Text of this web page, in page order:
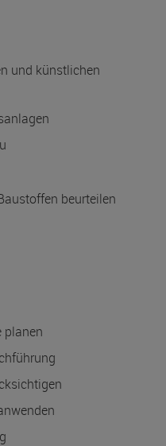
und künstlichen
beurteilen
planen